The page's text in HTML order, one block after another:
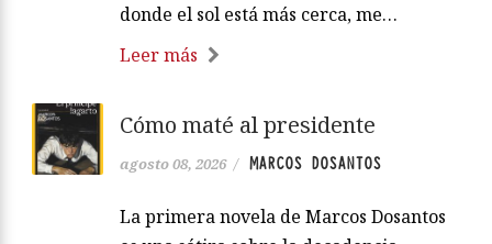
donde el sol está más cerca, me…
Leer más
Cómo maté al presidente
agosto 08, 2026 / MARCOS DOSANTOS
La primera novela de Marcos Dosantos